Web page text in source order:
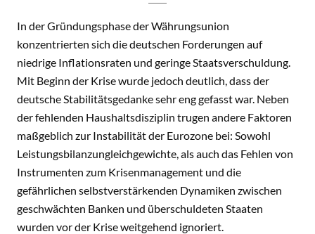
In der Gründungsphase der Währungsunion
konzentrierten sich die deutschen Forderungen auf
niedrige Inflationsraten und geringe Staatsverschuldung.
Mit Beginn der Krise wurde jedoch deutlich, dass der
deutsche Stabilitätsgedanke sehr eng gefasst war. Neben
der fehlenden Haushaltsdisziplin trugen andere Faktoren
maßgeblich zur Instabilität der Eurozone bei: Sowohl
Leistungsbilanzungleichgewichte, als auch das Fehlen von
Instrumenten zum Krisenmanagement und die
gefährlichen selbstverstärkenden Dynamiken zwischen
geschwächten Banken und überschuldeten Staaten
wurden vor der Krise weitgehend ignoriert.